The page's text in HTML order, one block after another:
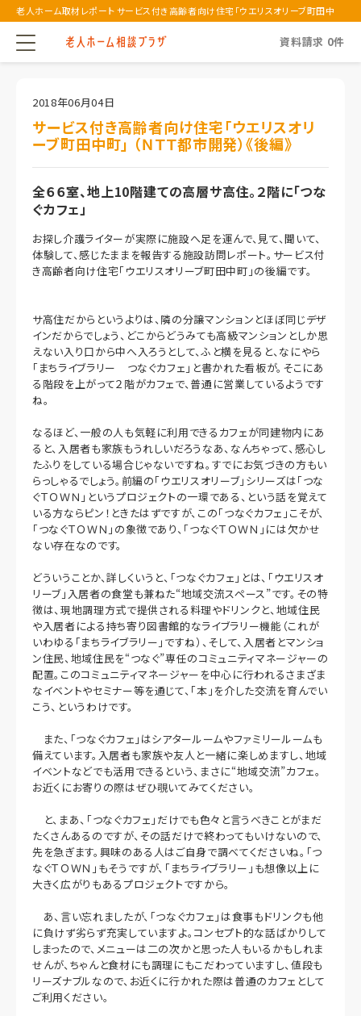
老人ホーム取材レポート サービス付き高齢者向け住宅「ウエリスオリーブ町田中
町」 （...
資料請求 0件
2018年06月04日
サービス付き高齢者向け住宅「ウエリスオリ
ーブ町田中町」 （ＮＴＴ都市開発）《後編》
全６６室、地上10階建ての高層サ高住。２階に「つな
ぐカフェ」
お探し介護ライターが実際に施設へ足を運んで、見て、聞いて、
体験して、感じたままを報告する施設訪問レポート。サービス付
き高齢者向け住宅「ウエリスオリーブ町田中町」の後編です。
サ高住だからというよりは、隣の分譲マンションとほぼ同じデザ
インだからでしょう、どこからどうみても高級マンションとしか思
えない入り口から中へ入ろうとして、ふと横を見ると、なにやら
「まちライブラリー つなぐカフェ」と書かれた看板が。そこにあ
る階段を上がって２階がカフェで、普通に営業しているようです
ね。
なるほど、一般の人も気軽に利用できるカフェが同建物内にあ
ると、入居者も家族もうれしいだろうなあ、なんちゃって、感心し
たふりをしている場合じゃないですね。すでにお気づきの方もい
らっしゃるでしょう。前編の「ウエリスオリーブ」シリーズは「つな
ぐＴＯＷＮ」というプロジェクトの一環である、という話を覚えて
いる方ならピン！ときたはずですが、この「つなぐカフェ」こそが、
「つなぐＴＯＷＮ」の象徴であり、「つなぐＴＯＷＮ」には欠かせ
ない存在なのです。
どういうことか、詳しくいうと、「つなぐカフェ」とは、「ウエリスオ
リーブ」入居者の食堂も兼ねた“地域交流スペース”です。その特
徴は、現地調理方式で提供される料理やドリンクと、地域住民
や入居者による持ち寄り図書館的なライブラリー機能（これが
いわゆる「まちライブラリー」ですね）、そして、入居者とマンショ
ン住民、地域住民を“つなぐ”専任のコミュニティマネージャーの
配置。このコミュニティマネージャーを中心に行われるさまざま
なイベントやセミナー等を通じて、「本」を介した交流を育んでい
こう、というわけです。
また、「つなぐカフェ」はシアタールームやファミリールームも
備えています。入居者も家族や友人と一緒に楽しめますし、地域
イベントなどでも活用できるという、まさに“地域交流”カフェ。
お近くにお寄りの際はぜひ覗いてみてください。
と、まあ、「つなぐカフェ」だけでも色々と言うべきことがまだ
たくさんあるのですが、その話だけで終わってもいけないので、
先を急ぎます。興味のある人はご自身で調べてくださいね。「つ
なぐＴＯＷＮ」もそうですが、「まちライブラリー」も想像以上に
大きく広がりもあるプロジェクトですから。
あ、言い忘れましたが、「つなぐカフェ」は食事もドリンクも他
に負けず劣らず充実していますよ。コンセプト的な話ばかりして
しまったので、メニューは二の次かと思った人もいるかもしれま
せんが、ちゃんと食材にも調理にもこだわっていますし、値段も
リーズナブルなので、お近くに行かれた際は普通のカフェとして
ご利用ください。